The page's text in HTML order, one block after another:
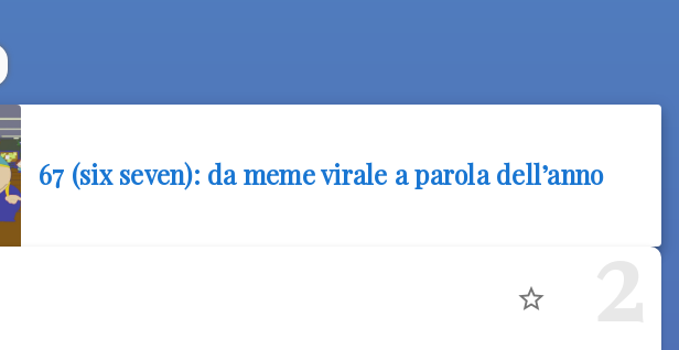
67 (six seven): da meme virale a parola dell’anno